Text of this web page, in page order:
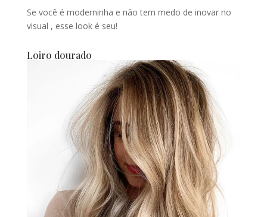
Se você é moderninha e não tem medo de inovar no
visual , esse look é seu!
Loiro dourado